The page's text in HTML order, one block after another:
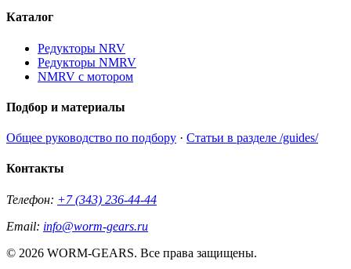
Каталог
Редукторы NRV
Редукторы NMRV
NMRV с мотором
Подбор и материалы
Общее руководство по подбору · Статьи в разделе /guides/
Контакты
Телефон: +7 (343) 236-44-44
Email: info@worm-gears.ru
© 2026 WORM-GEARS. Все права защищены.